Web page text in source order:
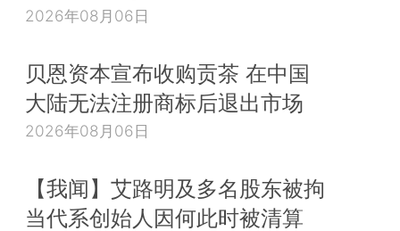
2026年08月06日
贝恩资本宣布收购贡茶 在中国
大陆无法注册商标后退出市场
2026年08月06日
【我闻】艾路明及多名股东被拘
当代系创始人因何此时被清算